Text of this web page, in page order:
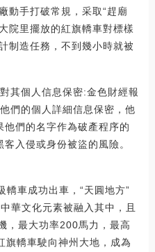
動手打破常規，采取“趕廟
院里擺放的紅旗轎車對標樣
制造任務，不到幾小時就被
其個人信息保密:金色財經報
們的個人詳細信息保密，他
們的名字作為破產程序的
入侵或身份被盜的風險。
車成功出車，“天圓地方”
華文化元素被融入其中，且
，最大功率200馬力，最高
轎車駛向神州大地，成為